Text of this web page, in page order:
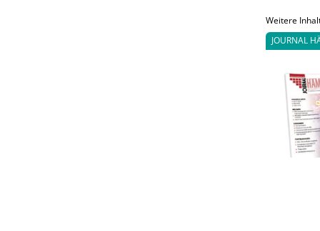
Weitere
JOURNAL